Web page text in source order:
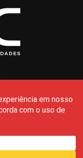
AMAZONAS
- Portal NDC